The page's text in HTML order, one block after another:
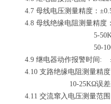
4.7 母线电压测量精度：
4.8 母线绝缘电阻测量精
5-50KΩ误
50-100KΩ
4.9 继电器动作报警时间:
4.10 支路绝缘电阻测量精
10-25KΩ误
4.11 交流窜入电压测量范